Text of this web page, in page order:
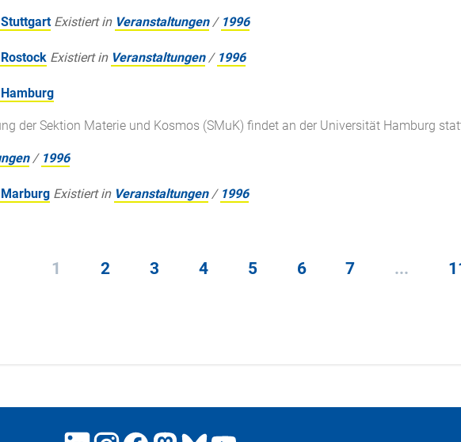
Existiert in Veranstaltungen / 1996
Existiert in Veranstaltungen / 1996
der Sektion Materie und Kosmos (SMuK) findet an der Universität Hamburg
/ 1996
Existiert in Veranstaltungen / 1996
1 2 3 4 5 6 7 ...